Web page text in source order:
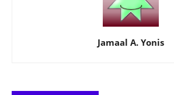
Jamaal A. Yonis